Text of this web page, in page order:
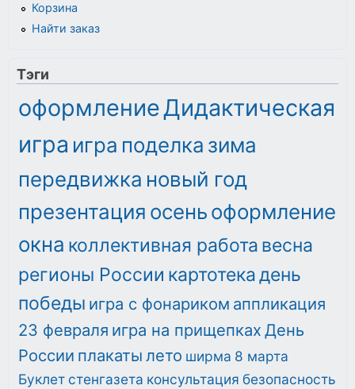
Корзина
Найти заказ
Тэги
оформлениеДидактическая
игра игра поделка зима
передвижка новый год
презентация осеньоформление
окна коллективная работа весна
регионы России картотекадень
победы игра с фонариком аппликация
23 февраля игра на прищепках День
России плакаты лето ширма 8 марта
Буклет стенгазета консультация безопасность